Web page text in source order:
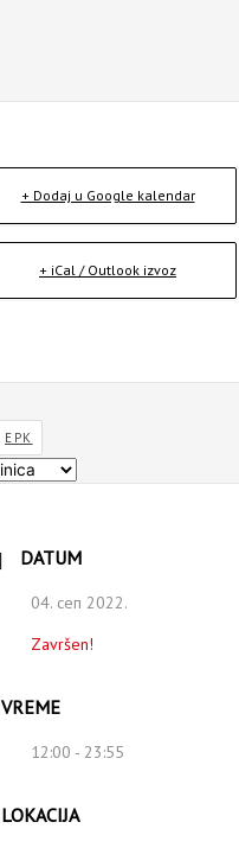
+ Dodaj u Google kalendar
+ iCal / Outlook izvoz
EPK
DATUM
04. сеп 2022.
Završen!
VREME
12:00 - 23:55
LOKACIJA